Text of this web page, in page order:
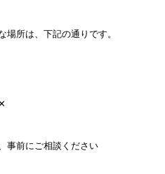
所は、下記の通りです。
事前にご相談ください